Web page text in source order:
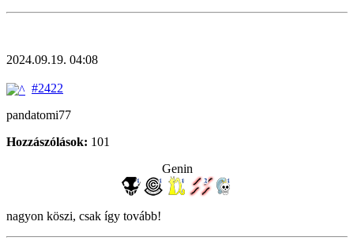
2024.09.19. 04:08
#2422
pandatomi77
Hozzászólások: 101
Genin
nagyon köszi, csak így tovább!